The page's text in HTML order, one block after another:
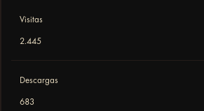
Visitas
2.445
Descargas
683